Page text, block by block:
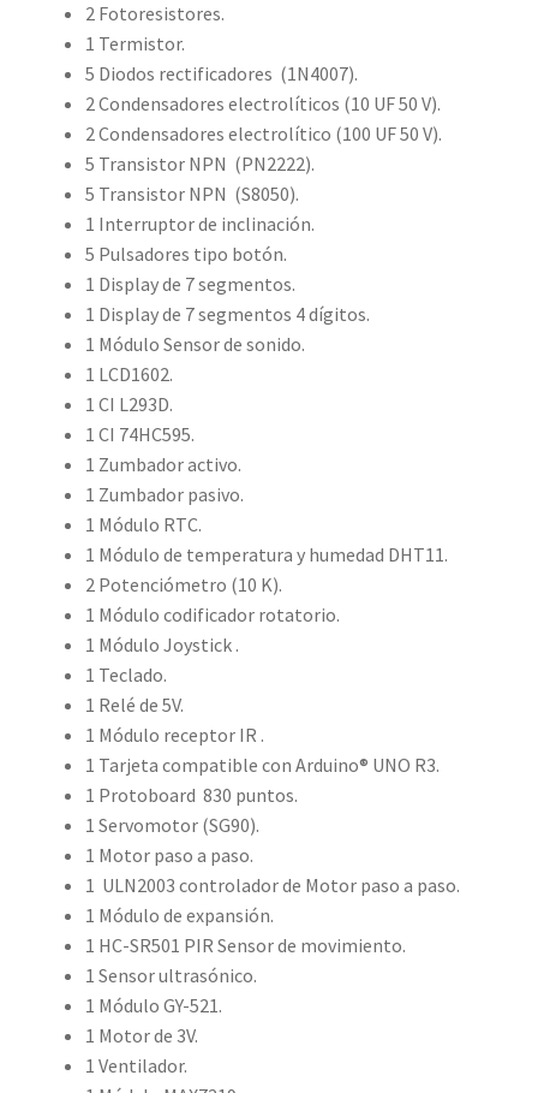
2 Fotoresistores.
1 Termistor.
5 Diodos rectificadores (1N4007).
2 Condensadores electrolíticos (10 UF 50 V).
2 Condensadores electrolítico (100 UF 50 V).
5 Transistor NPN (PN2222).
5 Transistor NPN (S8050).
1 Interruptor de inclinación.
5 Pulsadores tipo botón.
1 Display de 7 segmentos.
1 Display de 7 segmentos 4 dígitos.
1 Módulo Sensor de sonido.
1 LCD1602.
1 CI L293D.
1 CI 74HC595.
1 Zumbador activo.
1 Zumbador pasivo.
1 Módulo RTC.
1 Módulo de temperatura y humedad DHT11.
2 Potenciómetro (10 K).
1 Módulo codificador rotatorio.
1 Módulo Joystick .
1 Teclado.
1 Relé de 5V.
1 Módulo receptor IR .
1 Tarjeta compatible con Arduino® UNO R3.
1 Protoboard 830 puntos.
1 Servomotor (SG90).
1 Motor paso a paso.
1 ULN2003 controlador de Motor paso a paso.
1 Módulo de expansión.
1 HC-SR501 PIR Sensor de movimiento.
1 Sensor ultrasónico.
1 Módulo GY-521.
1 Motor de 3V.
1 Ventilador.